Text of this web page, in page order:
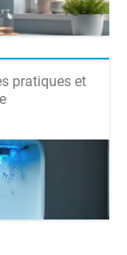
pratiques et